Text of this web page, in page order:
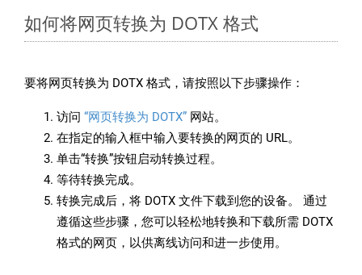
如何将网页转换为 DOTX 格式
要将网页转换为 DOTX 格式，请按照以下步骤操作：
访问 “网页转换为 DOTX” 网站。
在指定的输入框中输入要转换的网页的 URL。
单击“转换”按钮启动转换过程。
等待转换完成。
转换完成后，将 DOTX 文件下载到您的设备。 通过
遵循这些步骤，您可以轻松地转换和下载所需 DOTX
格式的网页，以供离线访问和进一步使用。